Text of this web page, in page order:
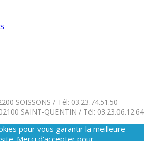
SOISSONS / Tél: 03.23.74.51.50
SAINT-QUENTIN / Tél: 03.23.06.12.64
pour vous garantir la meilleure
Merci d'accepter pour